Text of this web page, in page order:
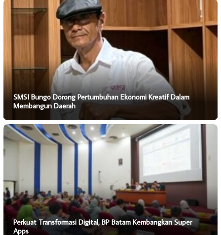
SMSI Bungo Dorong Pertumbuhan Ekonomi Kreatif Dalam
Membangun Daerah
Perkuat Transformasi Digital, BP Batam Kembangkan Super
Apps